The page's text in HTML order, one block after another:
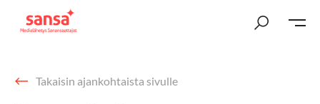
Takaisin ajankohtaista sivulle